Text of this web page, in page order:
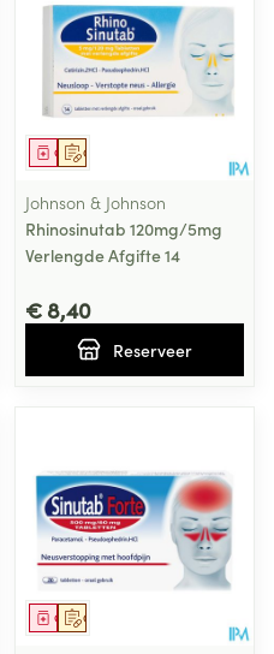
Op voorschrift
Geneesmiddel
Johnson & Johnson
Rhinosinutab 120mg/5mg
Verlengde Afgifte 14
€ 8,40
Reserveer
Op voorschrift
Geneesmiddel